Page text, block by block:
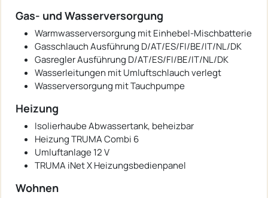
Gas- und Wasserversorgung
Warmwasserversorgung mit Einhebel-Mischbatterie
Gasschlauch Ausführung D/AT/ES/FI/BE/IT/NL/DK
Gasregler Ausführung D/AT/ES/FI/BE/IT/NL/DK
Wasserleitungen mit Umluftschlauch verlegt
Wasserversorgung mit Tauchpumpe
Heizung
Isolierhaube Abwassertank, beheizbar
Heizung TRUMA Combi 6
Umluftanlage 12 V
TRUMA iNet X Heizungsbedienpanel
Wohnen